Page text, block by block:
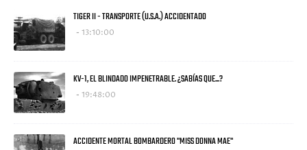
TIGER II - TRANSPORTE (U.S.A.) ACCIDENTADO
13:10:00
KV-1, EL BLINDADO IMPENETRABLE. ¿SABÍAS QUE...?
19:48:00
ACCIDENTE MORTAL BOMBARDERO "MISS DONNA MAE"